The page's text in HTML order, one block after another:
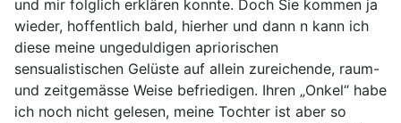
und mir folglich erklären konnte. Doch Sie kommen ja
wieder, hoffentlich bald, hierher und dann n kann ich
diese meine ungeduldigen apriorischen
sensualistischen Gelüste auf allein zureichende, raum-
und zeitgemässe Weise befriedigen. Ihren „Onkel“ habe
ich noch nicht gelesen, meine Tochter ist aber so